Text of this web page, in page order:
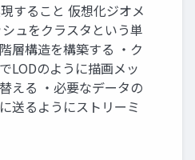
すること 仮想化ジオメ
シュをクラスタという単
層構造を構築する ・ク
LODのように描画メッ
える ・必要なデータの
送るようにストリーミ